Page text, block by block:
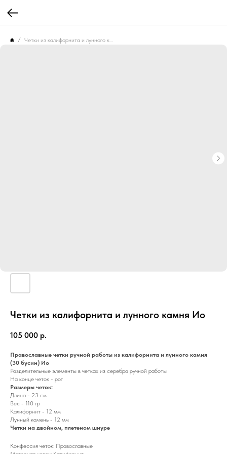
Четки из калифорнита и лунного камня Ио
Четки из калифорнита и лунного камня Ио
105 000 р.
Православные четки ручной работы из калифорнита и лунного камня
(30 бусин) Ио
Разделительные элементы в четках из серебра ручной работы
На конце четок - рог
Размеры четок:
Длина - 23 см
Вес - 110 гр
Калифорнит - 12 мм
Лунный камень - 12 мм
Четки на двойном, плетеном шнуре
Конфессия четок: Православные